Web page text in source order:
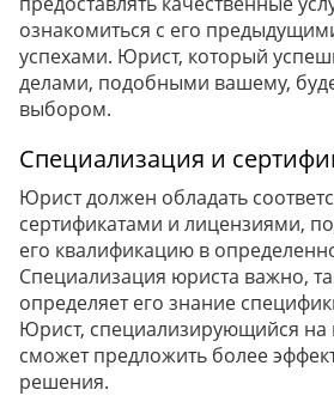
ознакомиться с его
успехами. Юрист, который
делами, подобными вашему,
выбором.
Специализация и
Юрист должен обладать
сертификатами и лицензиями,
его квалификацию в
Специализация юриста важно,
определяет его знание
Юрист, специализирующийся
сможет предложить более
решения.